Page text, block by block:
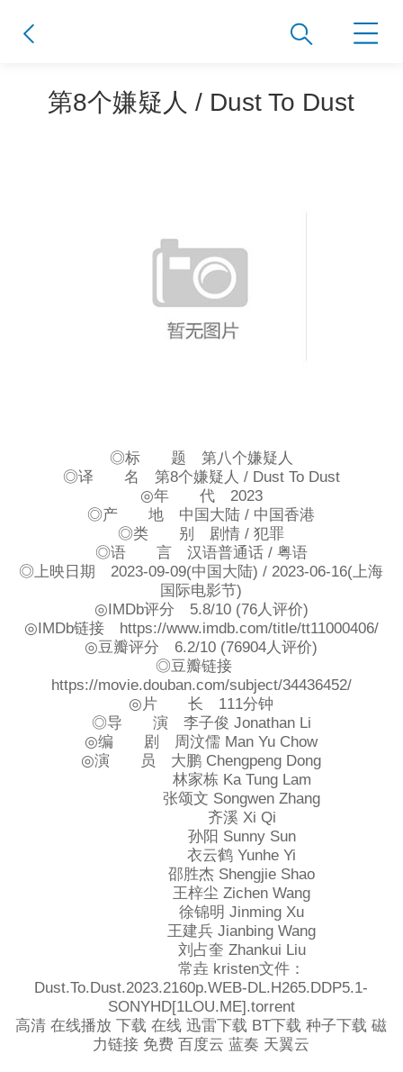
第8个嫌疑人 / Dust To Dust
◎标 题 第八个嫌疑人
◎译 名 第8个嫌疑人 / Dust To Dust
◎年 代 2023
◎产 地 中国大陆 / 中国香港
◎类 别 剧情 / 犯罪
◎语 言 汉语普通话 / 粤语
◎上映日期 2023-09-09(中国大陆) / 2023-06-16(上海
国际电影节)
◎IMDb评分 5.8/10 (76人评价)
◎IMDb链接 https://www.imdb.com/title/tt11000406/
◎豆瓣评分 6.2/10 (76904人评价)
◎豆瓣链接
https://movie.douban.com/subject/34436452/
◎片 长 111分钟
◎导 演 李子俊 Jonathan Li
◎编 剧 周汶儒 Man Yu Chow
◎演 员 大鹏 Chengpeng Dong
林家栋 Ka Tung Lam
张颂文 Songwen Zhang
齐溪 Xi Qi
孙阳 Sunny Sun
衣云鹤 Yunhe Yi
邵胜杰 Shengjie Shao
王梓尘 Zichen Wang
徐锦明 Jinming Xu
王建兵 Jianbing Wang
刘占奎 Zhankui Liu
常垚 kristen文件：
Dust.To.Dust.2023.2160p.WEB-DL.H265.DDP5.1-
SONYHD[1LOU.ME].torrent
高清 在线播放 下载 在线 迅雷下载 BT下载 种子下载 磁
力链接 免费 百度云 蓝奏 天翼云